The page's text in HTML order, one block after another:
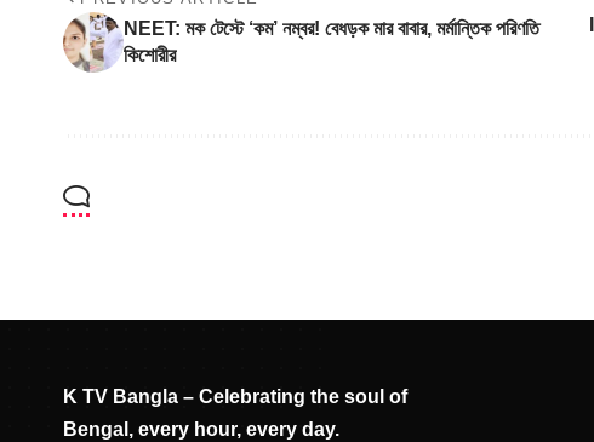
NEET: মক টেস্টে ‘কম’ নম্বর! বেধড়ক মার বাবার, মর্মান্তিক পরিণতি
কিশোরীর
K TV Bangla – Celebrating the soul of
Bengal, every hour, every day.